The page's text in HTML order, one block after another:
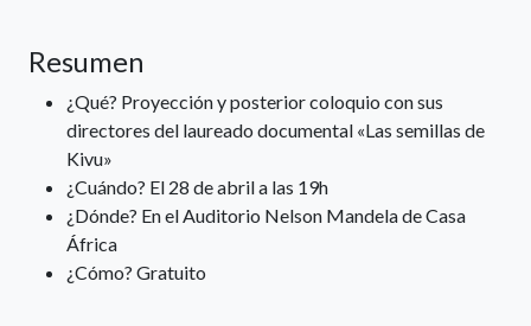
Resumen
¿Qué? Proyección y posterior coloquio con sus
directores del laureado documental «Las semillas de
Kivu»
¿Cuándo? El 28 de abril a las 19h
¿Dónde? En el Auditorio Nelson Mandela de Casa
África
¿Cómo? Gratuito